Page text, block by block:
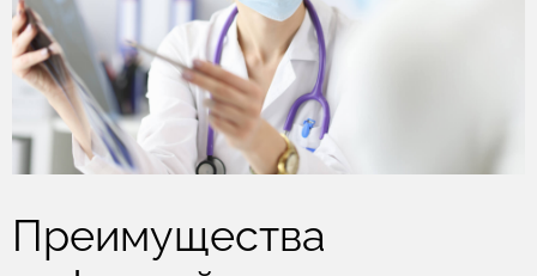
Преимущества